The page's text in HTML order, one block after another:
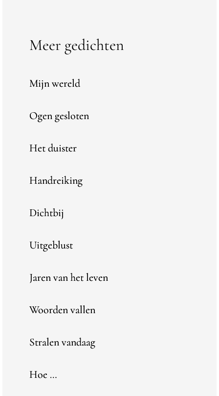
Meer gedichten
Mijn wereld
Ogen gesloten
Het duister
Handreiking
Dichtbij
Uitgeblust
Jaren van het leven
Woorden vallen
Stralen vandaag
Hoe …